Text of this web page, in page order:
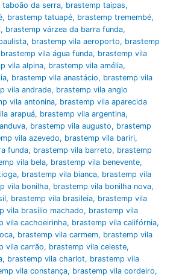
taboão da serra, brastemp taipas,
, brastemp tatuapé, brastemp tremembé,
, brastemp várzea da barra funda,
, brastemp vila aeroporto, brastemp
brastemp vila água funda, brastemp vila
vila alpina, brastemp vila amélia,
, brastemp vila anastácio, brastemp vila
vila andrade, brastemp vila anglo
vila antonina, brastemp vila aparecida
arapuá, brastemp vila argentina,
, brastemp vila augusto, brastemp
vila azevedo, brastemp vila bariri,
funda, brastemp vila barreto, brastemp
vila bela, brastemp vila benevente,
, brastemp vila bianca, brastemp vila
vila bonilha, brastemp vila bonilha nova,
, brastemp vila brasileia, brastemp vila
vila brasílio machado, brastemp vila
vila cachoeirinha, brastemp vila califórnia,
, brastemp vila carmem, brastemp vila
vila carrão, brastemp vila celeste,
, brastemp vila charlot, brastemp vila
vila constança, brastemp vila cordeiro,